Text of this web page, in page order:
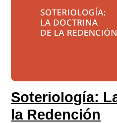
Soteriología:
la Redención